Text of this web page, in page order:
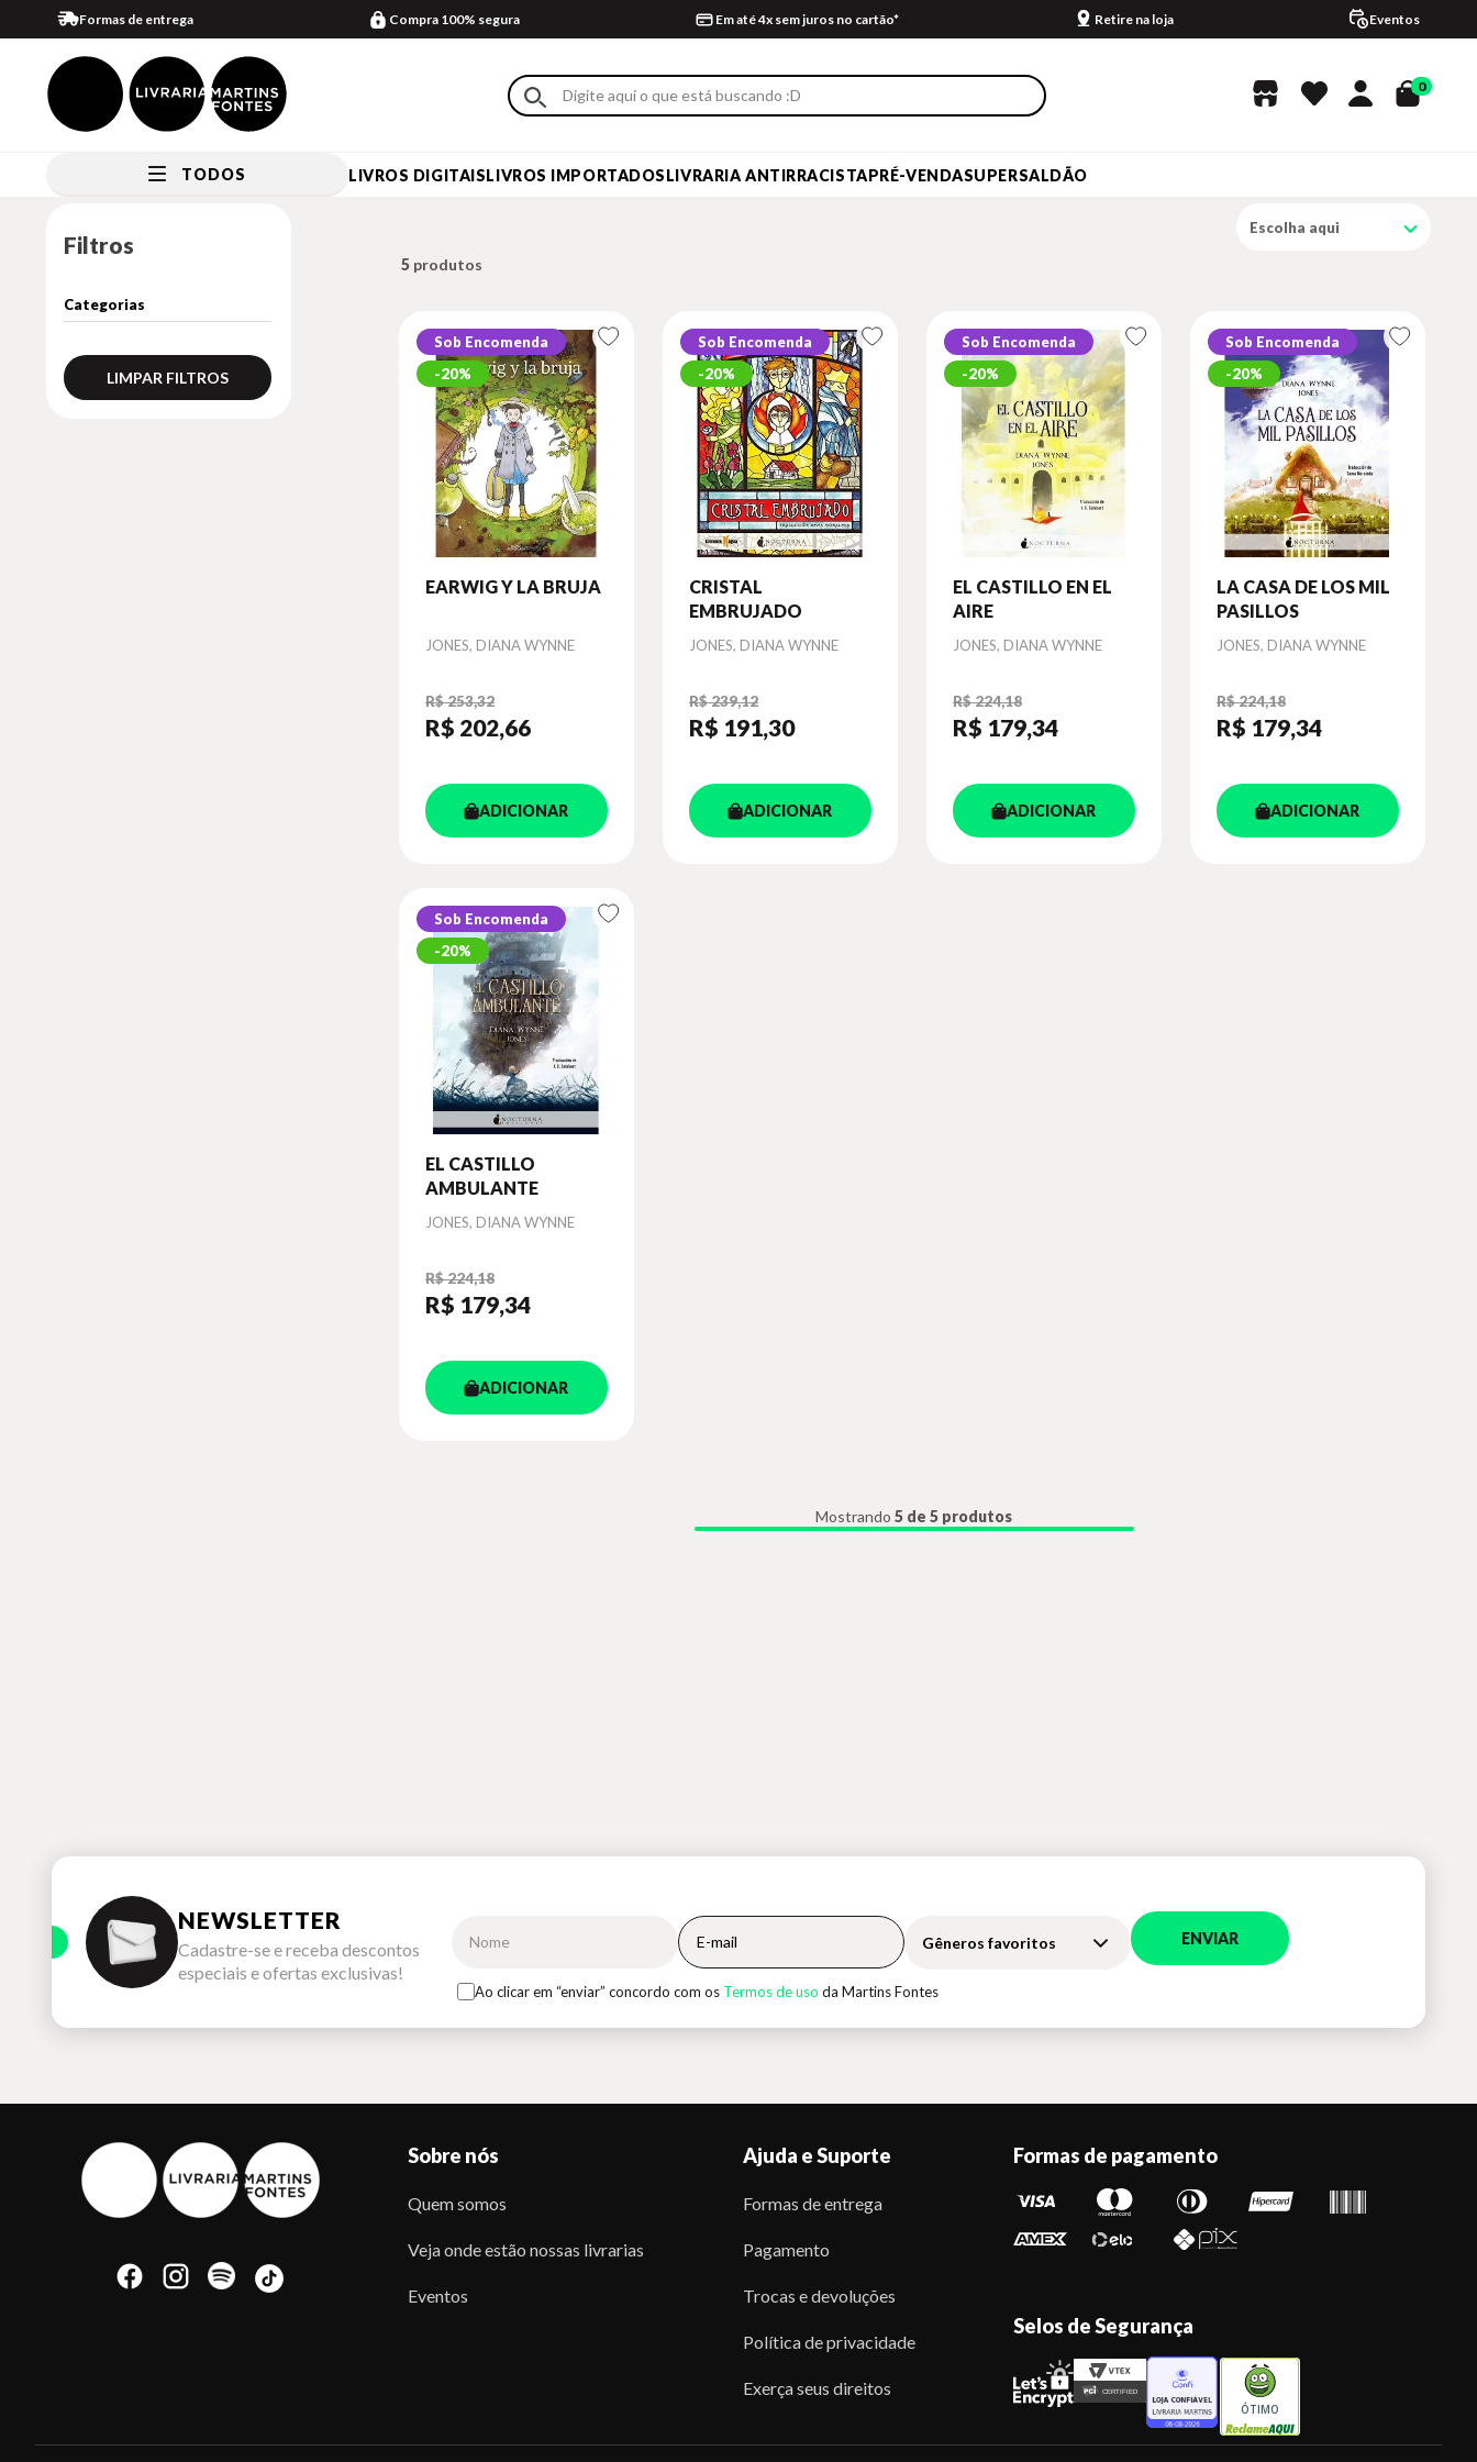
Formas de entrega Compra 100% segura Em até 4x sem juros no cartão* Retire na loja Eventos
0
TODOS LIVROS DIGITAISLIVROS IMPORTADOSLIVRARIA ANTIRRACISTAPRÉ-VENDASUPERSALDÃO
Filtros
LIMPAR FILTROS
Escolha aqui
5
Sob Encomenda
20%
EARWIG Y LA BRUJA
Autor
JONES, DIANA WYNNE
R$ 253,32
R$ 202,66
ADICIONAR
Sob Encomenda
20%
CRISTAL
EMBRUJADO
Autor
JONES, DIANA WYNNE
R$ 239,12
R$ 191,30
ADICIONAR
Sob Encomenda
20%
EL CASTILLO EN EL
AIRE
Autor
JONES, DIANA WYNNE
R$ 224,18
R$ 179,34
ADICIONAR
Sob Encomenda
20%
LA CASA DE LOS MIL
PASILLOS
Autor
JONES, DIANA WYNNE
R$ 224,18
R$ 179,34
ADICIONAR
Sob Encomenda
20%
EL CASTILLO
AMBULANTE
Autor
JONES, DIANA WYNNE
R$ 224,18
R$ 179,34
ADICIONAR
Mostrando5 de 5 produtos
NEWSLETTER
Cadastre-se e receba descontos
especiais e ofertas exclusivas!
Gêneros favoritos ENVIAR
Ao clicar em “enviar” concordo com os Termos de uso da Martins Fontes
Sobre nós
Quem somos
Veja onde estão nossas livrarias
Eventos
Ajuda e Suporte
Formas de entrega
Pagamento
Trocas e devoluções
Política de privacidade
Exerça seus direitos
Formas de pagamento
Selos de Segurança
ÓTIMO